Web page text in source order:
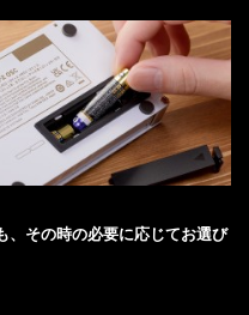
、その時の必要に応じてお選び